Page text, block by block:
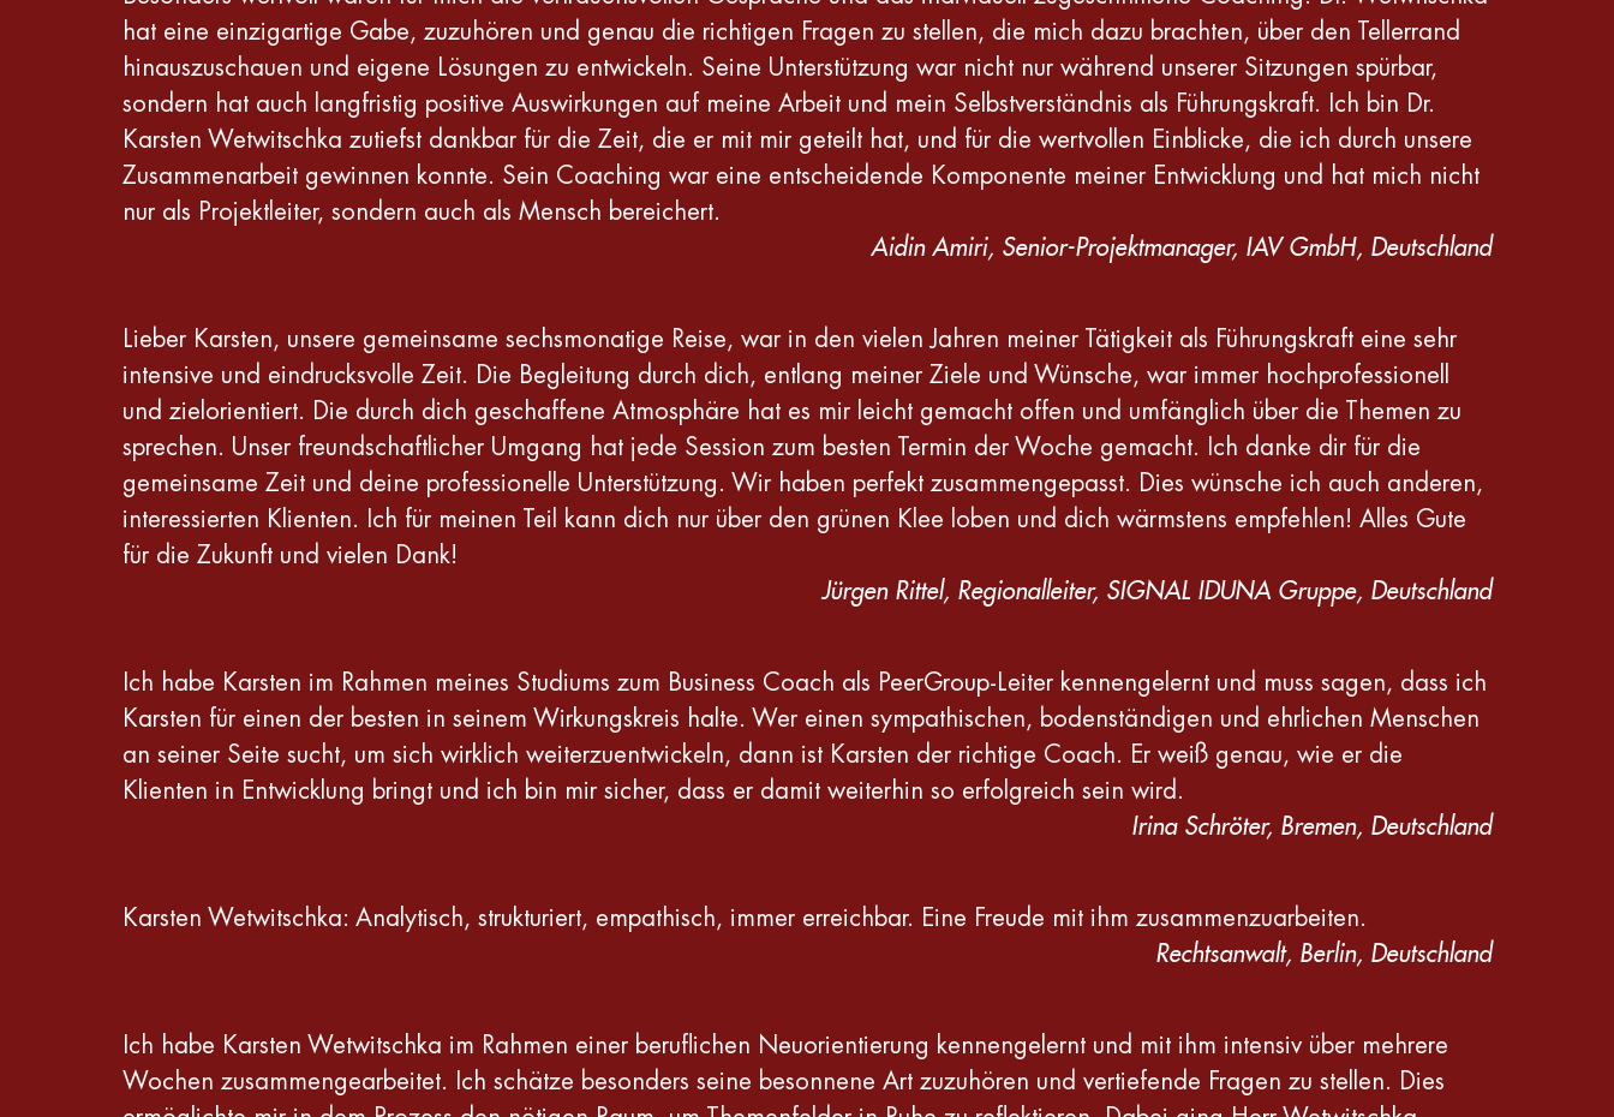
hat eine einzigartige Gabe, zuzuhören und genau die richtigen Fragen zu stellen, die mich dazu brachten, über den Tellerrand
hinauszuschauen und eigene Lösungen zu entwickeln. Seine Unterstützung war nicht nur während unserer Sitzungen spürbar,
sondern hat auch langfristig positive Auswirkungen auf meine Arbeit und mein Selbstverständnis als Führungskraft. Ich bin Dr.
Karsten Wetwitschka zutiefst dankbar für die Zeit, die er mit mir geteilt hat, und für die wertvollen Einblicke, die ich durch unsere
Zusammenarbeit gewinnen konnte. Sein Coaching war eine entscheidende Komponente meiner Entwicklung und hat mich nicht
nur als Projektleiter, sondern auch als Mensch bereichert.
Aidin Amiri, Senior-Projektmanager, IAV GmbH, Deutschland
Lieber Karsten, unsere gemeinsame sechsmonatige Reise, war in den vielen Jahren meiner Tätigkeit als Führungskraft eine sehr
intensive und eindrucksvolle Zeit. Die Begleitung durch dich, entlang meiner Ziele und Wünsche, war immer hochprofessionell
und zielorientiert. Die durch dich geschaffene Atmosphäre hat es mir leicht gemacht offen und umfänglich über die Themen zu
sprechen. Unser freundschaftlicher Umgang hat jede Session zum besten Termin der Woche gemacht. Ich danke dir für die
gemeinsame Zeit und deine professionelle Unterstützung. Wir haben perfekt zusammengepasst. Dies wünsche ich auch anderen,
interessierten Klienten. Ich für meinen Teil kann dich nur über den grünen Klee loben und dich wärmstens empfehlen! Alles Gute
für die Zukunft und vielen Dank!
Jürgen Rittel, Regionalleiter, SIGNAL IDUNA Gruppe, Deutschland
Ich habe Karsten im Rahmen meines Studiums zum Business Coach als PeerGroup-Leiter kennengelernt und muss sagen, dass ich
Karsten für einen der besten in seinem Wirkungskreis halte. Wer einen sympathischen, bodenständigen und ehrlichen Menschen
an seiner Seite sucht, um sich wirklich weiterzuentwickeln, dann ist Karsten der richtige Coach. Er weiß genau, wie er die
Klienten in Entwicklung bringt und ich bin mir sicher, dass er damit weiterhin so erfolgreich sein wird.
Irina Schröter, Bremen, Deutschland
Karsten Wetwitschka: Analytisch, strukturiert, empathisch, immer erreichbar. Eine Freude mit ihm zusammenzuarbeiten.
Rechtsanwalt, Berlin, Deutschland
Ich habe Karsten Wetwitschka im Rahmen einer beruflichen Neuorientierung kennengelernt und mit ihm intensiv über mehrere
Wochen zusammengearbeitet. Ich schätze besonders seine besonnene Art zuzuhören und vertiefende Fragen zu stellen. Dies